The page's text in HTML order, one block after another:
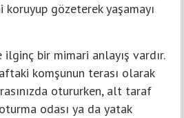
gözeterek yaşamayı
bir mimari anlayış vardır.
komşunun terası olarak
otururken, alt taraf
odası ya da yatak